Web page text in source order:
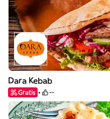
Dara Kebab
Gratis --